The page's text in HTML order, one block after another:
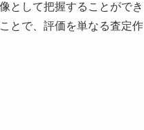
として把握することができ
とで、評価を単なる査定作